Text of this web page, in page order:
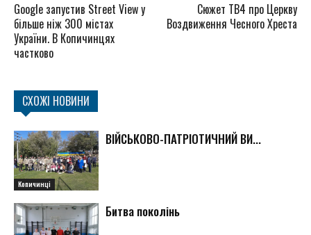
Google запустив Street View у
більше ніж 300 містах
України. В Копичинцях
частково
Сюжет ТВ4 про Церкву
Воздвиження Чесного Хреста
СХОЖІ НОВИНИ
Копичинці
ВІЙСЬКОВО-ПАТРІОТИЧНИЙ ВИ...
Битва поколінь